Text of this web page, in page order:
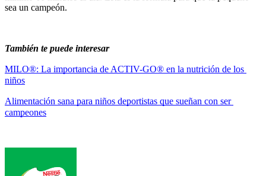
sea un campeón.
También te puede interesar
MILO®: La importancia de ACTIV-GO® en la nutrición de los
niños
Alimentación sana para niños deportistas que sueñan con ser
campeones
Footer